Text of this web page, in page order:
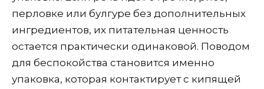
перловке или булгуре без дополнительных
ингредиентов, их питательная ценность
остается практически одинаковой. Поводом
для беспокойства становится именно
упаковка, которая контактирует с кипящей